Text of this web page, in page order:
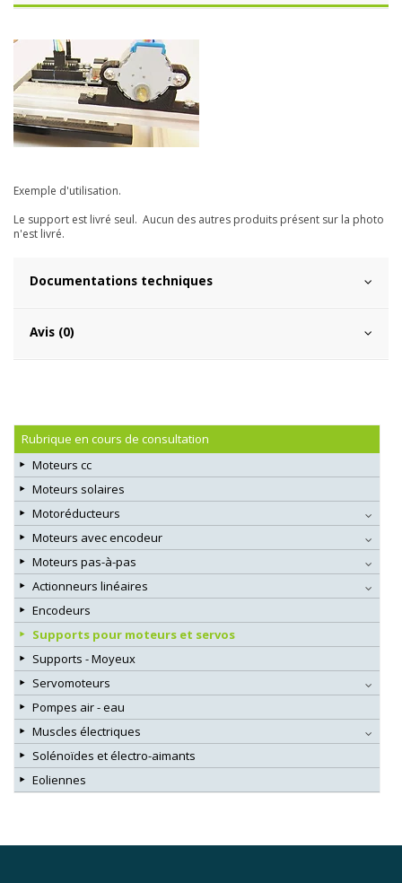
Exemple d'utilisation.
Le support est livré seul. Aucun des autres produits présent sur la photo
n'est livré.
Documentations techniques
Avis (0)
Rubrique en cours de consultation
Moteurs cc
Moteurs solaires
Motoréducteurs
Moteurs avec encodeur
Moteurs pas-à-pas
Actionneurs linéaires
Encodeurs
Supports pour moteurs et servos
Supports - Moyeux
Servomoteurs
Pompes air - eau
Muscles électriques
Solénoïdes et électro-aimants
Eoliennes